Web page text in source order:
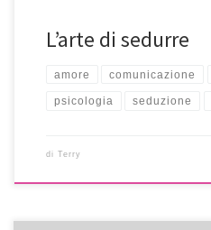
L’arte di sedurre
amore comunicazione
psicologia seduzione
di Terry